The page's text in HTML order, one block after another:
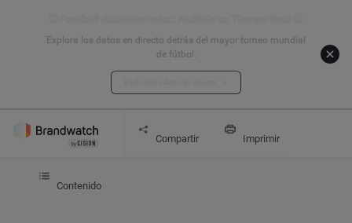
Explora los datos en directo detrás del mayor torneo mundial
de fútbol.
Nilfisk
Comienza Compartir Imprimir
Contenido